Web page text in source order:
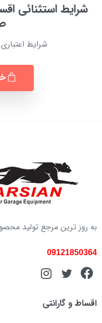
شرایط استثنائی
شرایط
به روز ترین مرجع تولید
09121850364
اقساط و گارانتی